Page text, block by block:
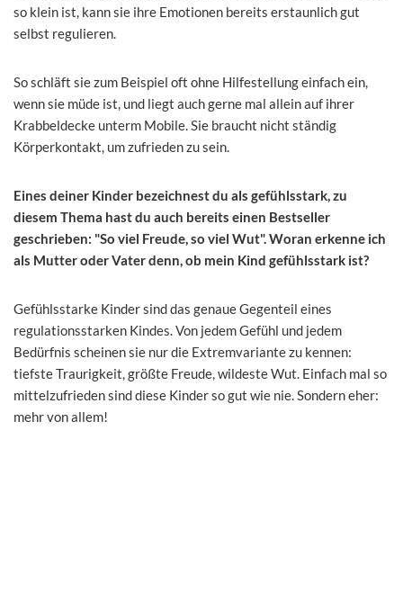
so klein ist, kann sie ihre Emotionen bereits erstaunlich gut
selbst regulieren.
So schläft sie zum Beispiel oft ohne Hilfestellung einfach ein,
wenn sie müde ist, und liegt auch gerne mal allein auf ihrer
Krabbeldecke unterm Mobile. Sie braucht nicht ständig
Körperkontakt, um zufrieden zu sein.
Eines deiner Kinder bezeichnest du als gefühlsstark, zu
diesem Thema hast du auch bereits einen Bestseller
geschrieben: "So viel Freude, so viel Wut". Woran erkenne ich
als Mutter oder Vater denn, ob mein Kind gefühlsstark ist?
Gefühlsstarke Kinder sind das genaue Gegenteil eines
regulationsstarken Kindes. Von jedem Gefühl und jedem
Bedürfnis scheinen sie nur die Extremvariante zu kennen:
tiefste Traurigkeit, größte Freude, wildeste Wut. Einfach mal so
mittelzufrieden sind diese Kinder so gut wie nie. Sondern eher:
mehr von allem!